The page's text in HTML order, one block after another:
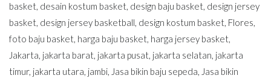
basket, desain kostum basket, design baju basket, design jersey
basket, design jersey basketball, design kostum basket, Flores,
foto baju basket, harga baju basket, harga jersey basket,
Jakarta, jakarta barat, jakarta pusat, jakarta selatan, jakarta
timur, jakarta utara, jambi, Jasa bikin baju sepeda, Jasa bikin